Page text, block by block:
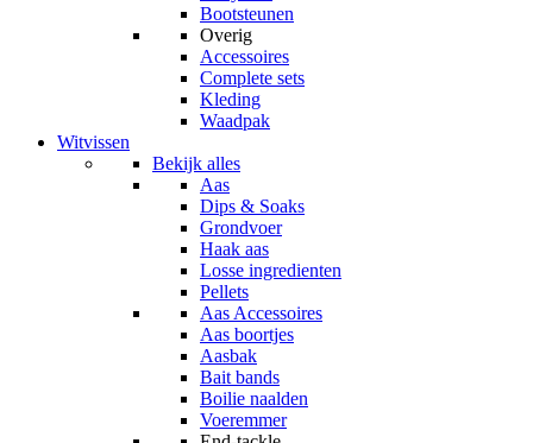
Bootsteunen
Overig
Accessoires
Complete sets
Kleding
Waadpak
Witvissen
Bekijk alles
Aas
Dips & Soaks
Grondvoer
Haak aas
Losse ingredienten
Pellets
Aas Accessoires
Aas boortjes
Aasbak
Bait bands
Boilie naalden
Voeremmer